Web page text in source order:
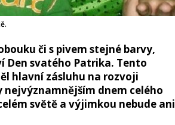
či s pivem stejné barvy,
Den svatého Patrika. Tento
hlavní zásluhu na rozvoji
dnem celého
světě a výjimkou nebude ani